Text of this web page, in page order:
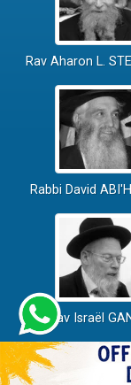
Rav Aharon L.
Rabbi David
Rav Israël